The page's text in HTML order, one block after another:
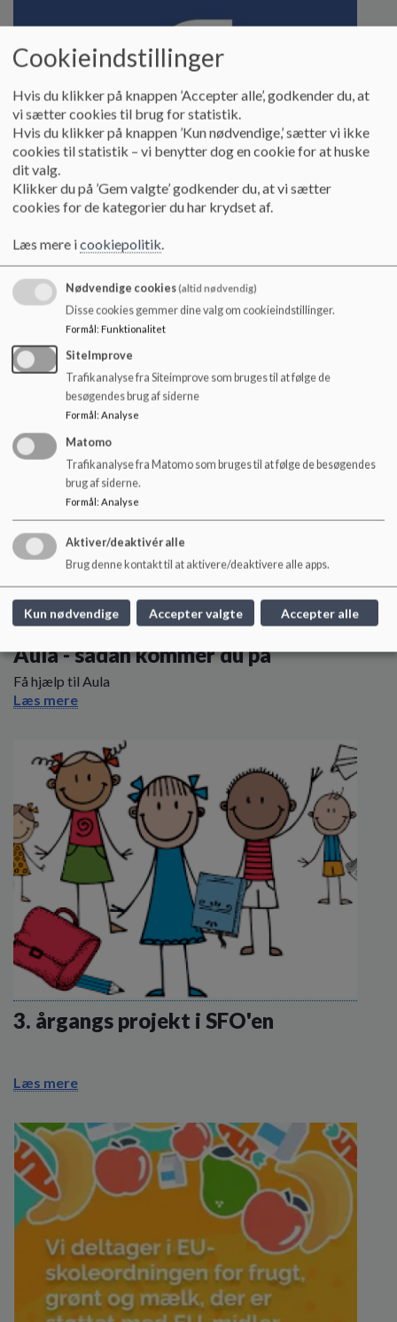
Følg os på Facebook
Læs mere
Aula - sådan kommer du på
Få hjælp til Aula
Læs mere
3. årgangs projekt i SFO'en
Læs mere
Cookieindstillinger
Hvis du klikker på knappen ’Accepter alle’, godkender du, at
vi sætter cookies til brug for statistik.
Hvis du klikker på knappen ’Kun nødvendige,’ sætter vi ikke
cookies til statistik – vi benytter dog en cookie for at huske
dit valg.
Klikker du på ’Gem valgte’ godkender du, at vi sætter
cookies for de kategorier du har krydset af.
Læs mere icookiepolitik.
Nødvendige cookies(altid nødvendig)
Disse cookies gemmer dine valg om cookieindstillinger.
Formål: Funktionalitet
SiteImprove
Trafikanalyse fra Siteimprove som bruges til at følge de
besøgendes brug af siderne
Formål : Analyse
Matomo
Trafikanalyse fra Matomo som bruges til at følge de besøgendes
brug af siderne.
Formål: Analyse
Aktiver/deaktivér alle
Brug denne kontakt til at aktivere/deaktivere alle apps.
Kun nødvendige Accepter valgte Accepter alle